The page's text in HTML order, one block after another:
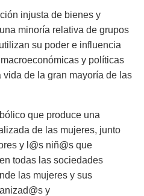
injusta de bienes y
minoría relativa de grupos
su poder e influencia
y políticas
de la gran mayoría de las
que produce una
de las mujeres, junto
y l@s niñ@s que
todas las sociedades
las mujeres y sus
y